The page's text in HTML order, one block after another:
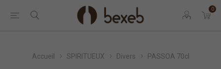
0
Accueil SPIRITUEUX Divers PASSOA 70cl